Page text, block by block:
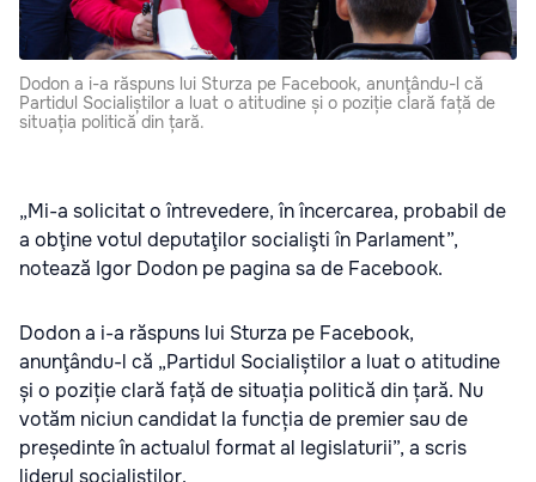
Dodon a i-a răspuns lui Sturza pe Facebook, anunţându-l că
Partidul Socialiștilor a luat o atitudine și o poziție clară față de
situația politică din țară.
„Mi-a solicitat o întrevedere, în încercarea, probabil de
a obţine votul deputaţilor socialişti în Parlament”,
notează Igor Dodon pe pagina sa de Facebook.
Dodon a i-a răspuns lui Sturza pe Facebook,
anunţându-l că „Partidul Socialiștilor a luat o atitudine
și o poziție clară față de situația politică din țară. Nu
votăm niciun candidat la funcția de premier sau de
președinte în actualul format al legislaturii”, a scris
liderul socialiştilor.